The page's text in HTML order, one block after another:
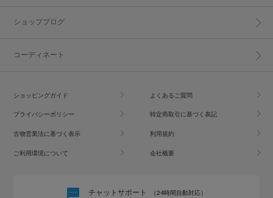
ショップブログ
コーディネート
ショッピングガイド よくあるご質問
プライバシーポリシー 特定商取引に基づく表記
古物営業法に基づく表示 利用規約
ご利用環境について 会社概要
チャットサポート （24時間自動対応）